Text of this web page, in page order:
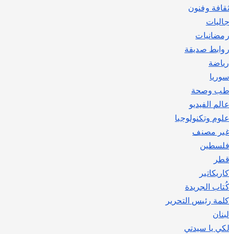
ثقافة وفنون
جاليات
رمضانيات
روابط صديقة
رياضة
سوريا
طب وصحة
عالم الفيديو
علوم وتكنولوجيا
غير مصنف
فلسطين
قطر
كاريكاتير
كُتاب الجريدة
كلمة رئيس التحرير
لبنان
لكي يا سيدتي